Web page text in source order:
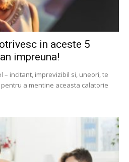
in aceste 5
impreuna!
– incitant, imprevizibil si, uneori, te
a mentine aceasta calatorie